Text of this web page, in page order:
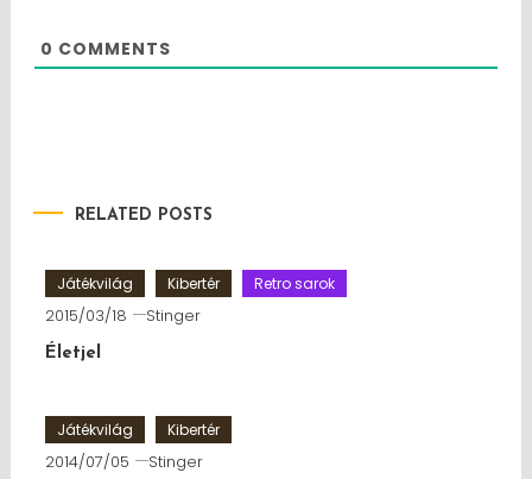
0 COMMENTS
RELATED POSTS
Játékvilág Kibertér Retro sarok
2015/03/18 Stinger
Életjel
Játékvilág Kibertér
2014/07/05 Stinger